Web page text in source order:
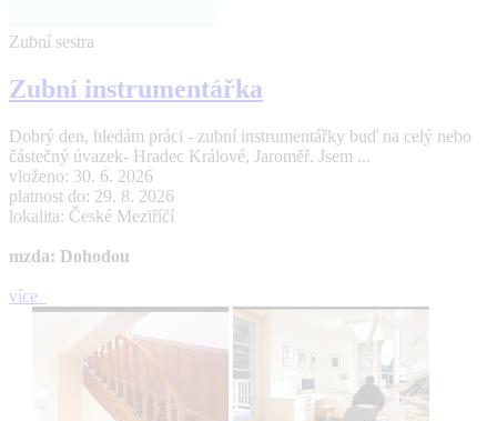
Zubní sestra
Zubní instrumentářka
Dobrý den, hledám práci - zubní instrumentářky buď na celý nebo
částečný úvazek- Hradec Králové, Jaroměř. Jsem ...
vloženo: 30. 6. 2026
platnost do: 29. 8. 2026
lokalita: České Meziříčí
mzda: Dohodou
více